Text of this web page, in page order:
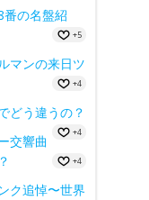
番の名盤紹
+5
マンの来日ツ
+4
どう違うの？
+4
交響曲
+4
ク追悼〜世界